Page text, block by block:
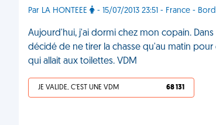
Par LA HONTEEE - 15/07/2013 23:51 - France -
Aujourd'hui, j'ai dormi chez mon copain.
décidé de ne tirer la chasse qu'au matin
qui allait aux toilettes. VDM
JE VALIDE, C'EST UNE VDM 68 131